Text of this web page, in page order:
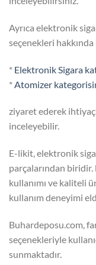
Ayrıca elektronik
seçenekleri
* Elektronik Sigara
* Atomizer
ziyaret ederek
inceleyebilir.
E-likit, elektronik
parçalarından
kullanımı ve kaliteli
kullanım deneyimi
Buhardeposu.com,
seçenekleriyle
sunmaktadır.